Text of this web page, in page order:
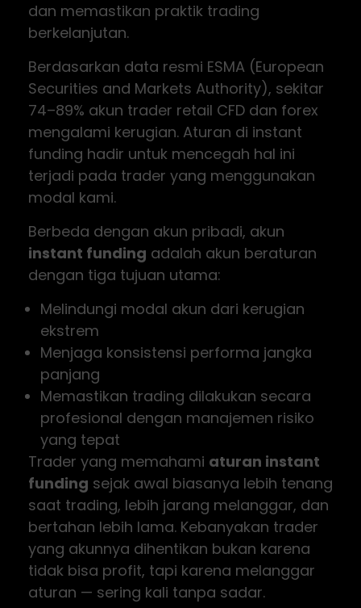
dan memastikan praktik trading
berkelanjutan.
Berdasarkan data resmi ESMA (European
Securities and Markets Authority), sekitar
74–89% akun trader retail CFD dan forex
mengalami kerugian. Aturan di instant
funding hadir untuk mencegah hal ini
terjadi pada trader yang menggunakan
modal kami.
Berbeda dengan akun pribadi, akun
instant funding adalah akun beraturan
dengan tiga tujuan utama:
Melindungi modal akun dari kerugian
ekstrem
Menjaga konsistensi performa jangka
panjang
Memastikan trading dilakukan secara
profesional dengan manajemen risiko
yang tepat
Trader yang memahami aturan instant
funding sejak awal biasanya lebih tenang
saat trading, lebih jarang melanggar, dan
bertahan lebih lama. Kebanyakan trader
yang akunnya dihentikan bukan karena
tidak bisa profit, tapi karena melanggar
aturan — sering kali tanpa sadar.